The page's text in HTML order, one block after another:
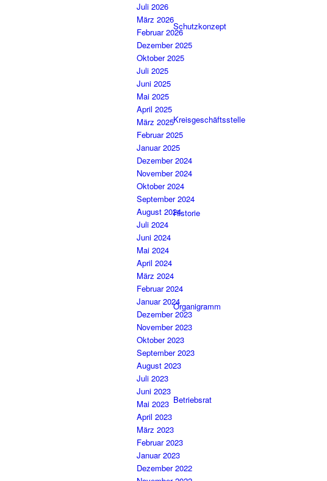
Schutzkonzept
Kreisgeschäftsstelle
Historie
Organigramm
Betriebsrat
Juli 2026
März 2026
Februar 2026
Dezember 2025
Oktober 2025
Juli 2025
Juni 2025
Mai 2025
April 2025
März 2025
Februar 2025
Januar 2025
Dezember 2024
November 2024
Oktober 2024
September 2024
August 2024
Juli 2024
Juni 2024
Mai 2024
April 2024
März 2024
Februar 2024
Januar 2024
Dezember 2023
November 2023
Oktober 2023
September 2023
August 2023
Juli 2023
Juni 2023
Mai 2023
April 2023
März 2023
Februar 2023
Januar 2023
Dezember 2022